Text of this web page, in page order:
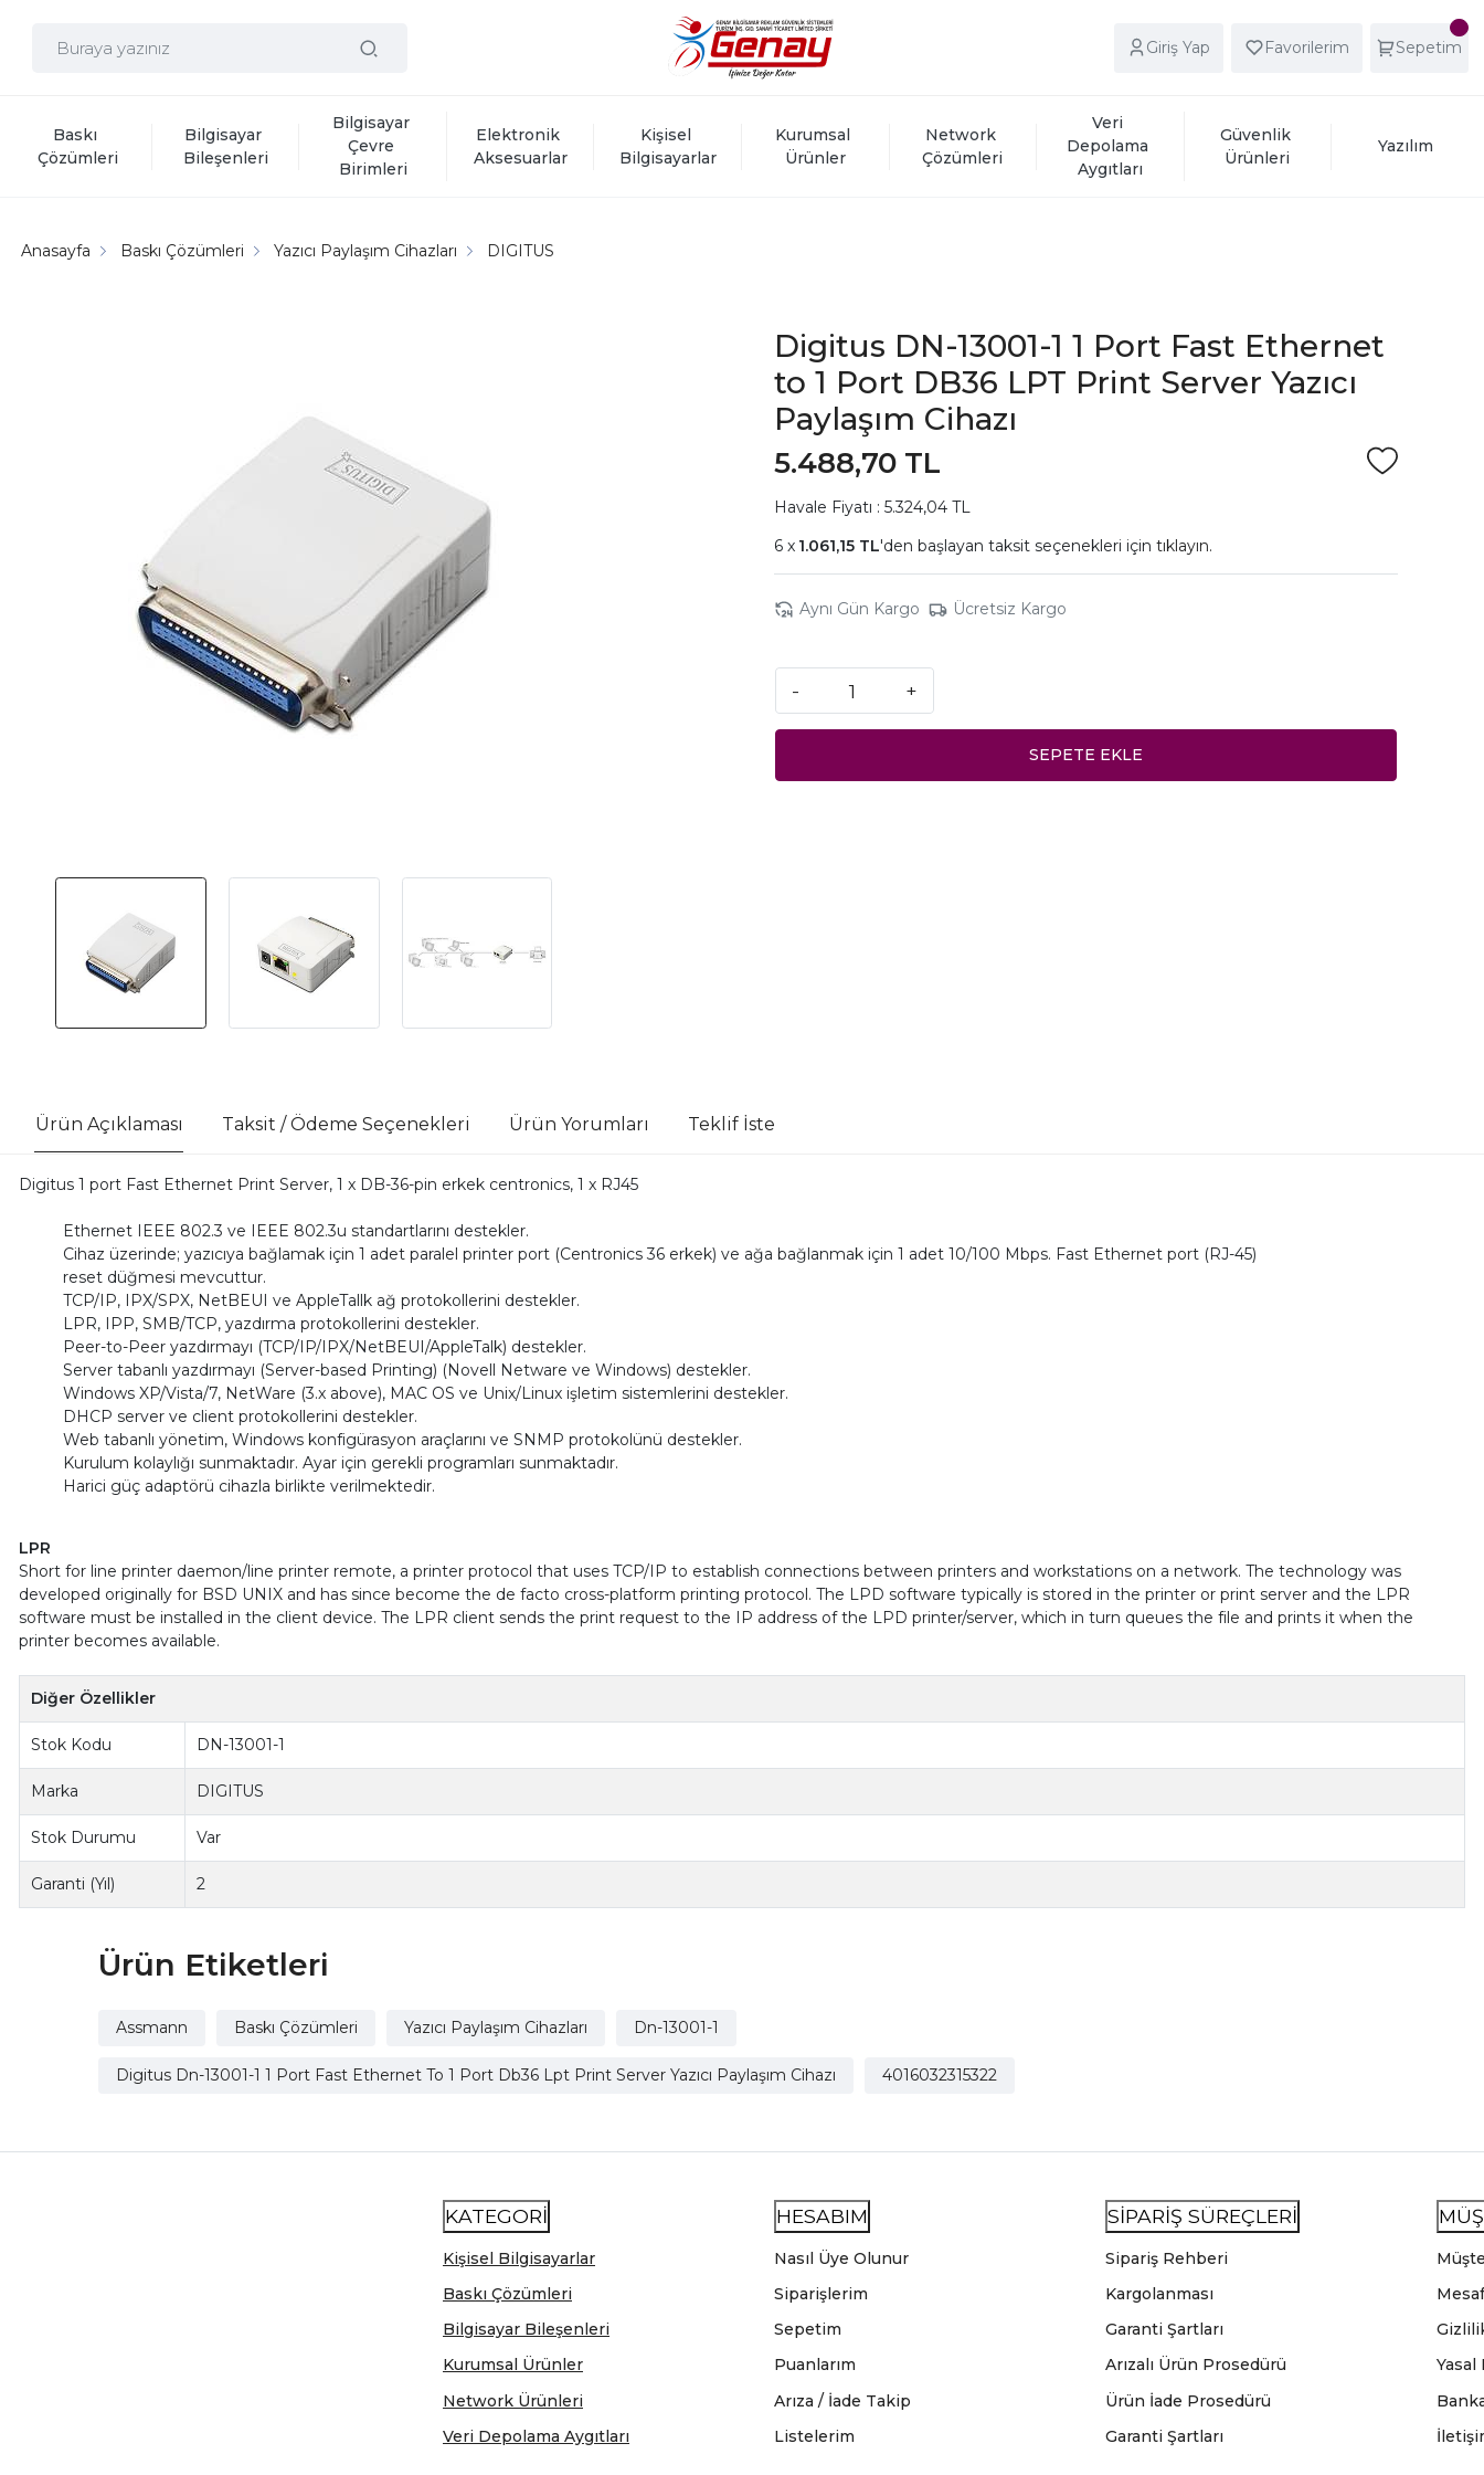
Giriş Yap Favorilerim Sepetim
Baskı
Çözümleri
Bilgisayar
Bileşenleri
Bilgisayar
Çevre
Birimleri
Elektronik
Aksesuarlar
Kişisel
Bilgisayarlar
Kurumsal
Ürünler
Network
Çözümleri
Veri
Depolama
Aygıtları
Güvenlik
Ürünleri
Yazılım
Anasayfa Baskı Çözümleri Yazıcı Paylaşım Cihazları DIGITUS
Digitus DN-13001-1 1 Port Fast Ethernet
to 1 Port DB36 LPT Print Server Yazıcı
Paylaşım Cihazı
5.488,70 TL
Havale Fiyatı : 5.324,04 TL
1.061,15 TL'den başlayan taksit seçenekleri için tıklayın.
Aynı Gün Kargo Ücretsiz Kargo
- +
SEPETE EKLE
Ürün Açıklaması Taksit / Ödeme Seçenekleri Ürün Yorumları Teklif İste
Digitus 1 port Fast Ethernet Print Server, 1 x DB-36-pin erkek centronics, 1 x RJ45
Ethernet IEEE 802.3 ve IEEE 802.3u standartlarını destekler.
Cihaz üzerinde; yazıcıya bağlamak için 1 adet paralel printer port (Centronics 36 erkek) ve ağa bağlanmak için 1 adet 10/100 Mbps. Fast Ethernet port (RJ-45)
reset düğmesi mevcuttur.
TCP/IP, IPX/SPX, NetBEUI ve AppleTallk ağ protokollerini destekler.
LPR, IPP, SMB/TCP, yazdırma protokollerini destekler.
Peer-to-Peer yazdırmayı (TCP/IP/IPX/NetBEUI/AppleTalk) destekler.
Server tabanlı yazdırmayı (Server-based Printing) (Novell Netware ve Windows) destekler.
Windows XP/Vista/7, NetWare (3.x above), MAC OS ve Unix/Linux işletim sistemlerini destekler.
DHCP server ve client protokollerini destekler.
Web tabanlı yönetim, Windows konfigürasyon araçlarını ve SNMP protokolünü destekler.
Kurulum kolaylığı sunmaktadır. Ayar için gerekli programları sunmaktadır.
Harici güç adaptörü cihazla birlikte verilmektedir.
LPR
Short for line printer daemon/line printer remote, a printer protocol that uses TCP/IP to establish connections between printers and workstations on a network. The technology was
developed originally for BSD UNIX and has since become the de facto cross-platform printing protocol. The LPD software typically is stored in the printer or print server and the LPR
software must be installed in the client device. The LPR client sends the print request to the IP address of the LPD printer/server, which in turn queues the file and prints it when the
printer becomes available.
Diğer Özellikler
Stok Kodu DN-13001-1
Marka DIGITUS
Stok Durumu Var
Garanti (Yıl) 2
Ürün Etiketleri
Assmann Baskı Çözümleri Yazıcı Paylaşım Cihazları Dn-13001-1
Digitus Dn-13001-1 1 Port Fast Ethernet To 1 Port Db36 Lpt Print Server Yazıcı Paylaşım Cihazı 4016032315322
KATEGORİ
Kişisel Bilgisayarlar
Baskı Çözümleri
Bilgisayar Bileşenleri
Kurumsal Ürünler
Network Ürünleri
Veri Depolama Aygıtları
HESABIM
Nasıl Üye Olunur
Siparişlerim
Sepetim
Puanlarım
Arıza / İade Takip
Listelerim
SİPARİŞ SÜREÇLERİ
Sipariş Rehberi
Kargolanması
Garanti Şartları
Arızalı Ürün Prosedürü
Ürün İade Prosedürü
Garanti Şartları
Yasal